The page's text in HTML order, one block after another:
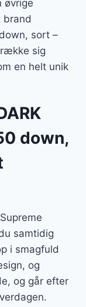
øvrige
brand
sort –
sig
en helt unik
down,
samtidig
i smagfuld
og
og går efter